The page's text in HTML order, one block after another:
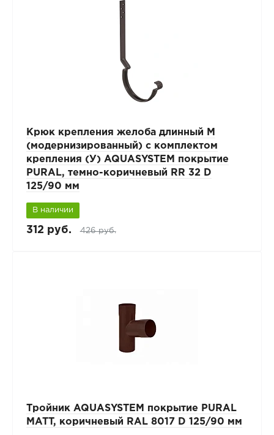
Крюк крепления желоба длинный М
(модернизированный) с комплектом
крепления (У) AQUASYSTEM покрытие
PURAL, темно-коричневый RR 32 D
125/90 мм
В наличии
312 руб. 426 руб.
Тройник AQUASYSTEM покрытие PURAL
MATT, коричневый RAL 8017 D 125/90 мм